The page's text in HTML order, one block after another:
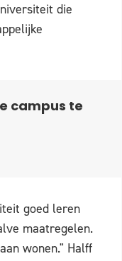
die
campus te
goed leren
maatregelen.
wonen." Halff